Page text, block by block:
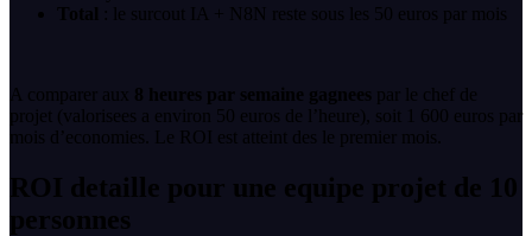
Total : le surcout IA + N8N reste sous les 50 euros par mois
A comparer aux 8 heures par semaine gagnees par le chef de
projet (valorisees a environ 50 euros de l’heure), soit 1 600 euros par
mois d’economies. Le ROI est atteint des le premier mois.
ROI detaille pour une equipe projet de 10
personnes